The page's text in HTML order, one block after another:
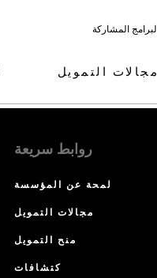
البرامج المشاركة
مجالات التمويل
روابط سريعة
لمحة عن المؤسسة
مجالات التمويل
منح التمويل
كتشافات